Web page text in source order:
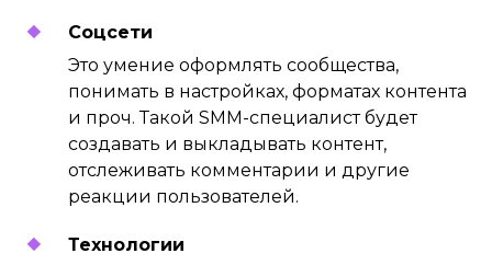
Соцсети
Это умение оформлять сообщества,
понимать в настройках, форматах контента
и проч. Такой SMM-специалист будет
создавать и выкладывать контент,
отслеживать комментарии и другие
реакции пользователей.
Технологии